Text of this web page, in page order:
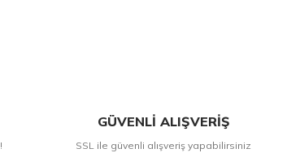
GÜVENLİ ALIŞVERİŞ
SSL ile güvenli alışveriş yapabilirsiniz